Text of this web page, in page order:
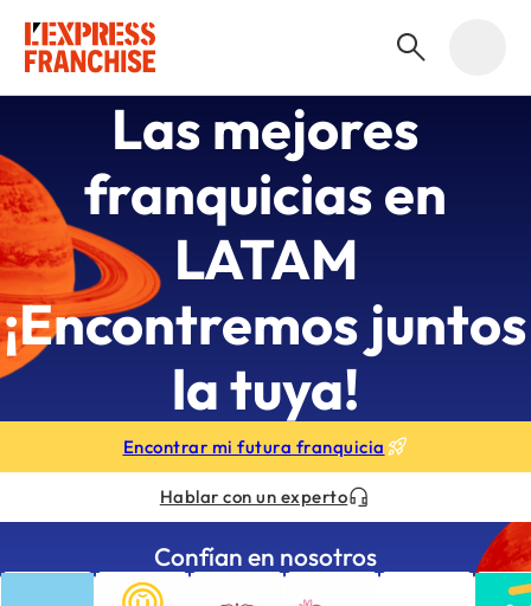
Las mejores
franquicias en
LATAM
¡Encontremos juntos
la tuya!
Encontrar mi futura franquicia
Hablar con un experto
Confían en nosotros